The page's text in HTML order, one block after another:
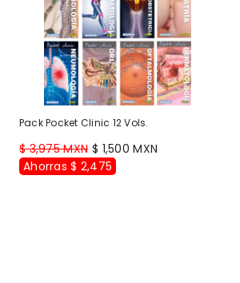
Pack Pocket Clinic 12 Vols.
$ 3,975 MXN $ 1,500 MXN
Ahorras $ 2,475